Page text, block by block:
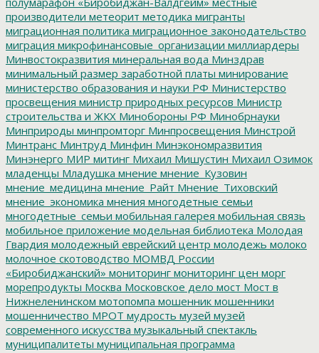
производители метеорит методика мигранты
миграционная политика миграционное законодательство
миграция микрофинансовые_организации миллиардеры
Минвостокразвития минеральная вода Минздрав
минимальный размер заработной платы минирование
министерство образования и науки РФ Министерство
просвещения министр природных ресурсов Министр
строительства и ЖКХ Минобороны РФ Минобрнауки
Минприроды минпромторг Минпросвещения Минстрой
Минтранс Минтруд Минфин Минэкономразвития
Минэнерго МИР митинг Михаил Мишустин Михаил Озимок
младенцы Младушка мнение мнение_Кузовин
мнение_медицина мнение_Райт Мнение_Тиховский
мнение_экономика мнения многодетные семьи
многодетные_семьи мобильная галерея мобильная связь
мобильное приложение модельная библиотека Молодая
Гвардия молодежный еврейский центр молодежь молоко
молочное скотоводство МОМВД России
«Биробиджанский» мониторинг мониторинг цен морг
морепродукты Москва Московское дело мост Мост в
Нижнеленинском мотопомпа мошенник мошенники
мошенничество МРОТ мудрость музей музей
современного искусства музыкальный спектакль
муниципалитеты муниципальная программа